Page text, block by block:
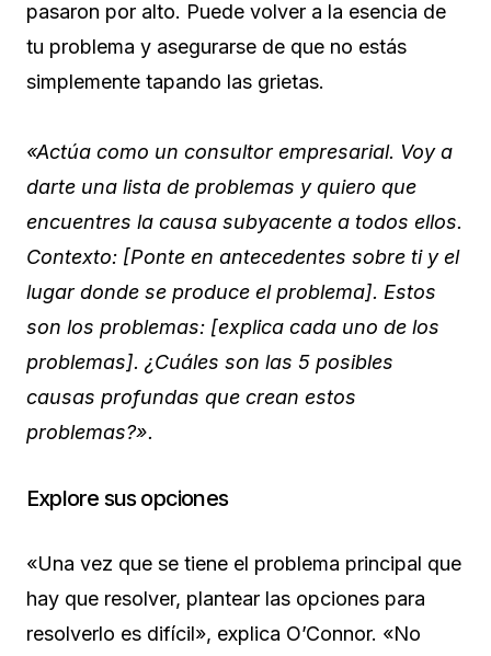
pasaron por alto. Puede volver a la esencia de
tu problema y asegurarse de que no estás
simplemente tapando las grietas.
«Actúa como un consultor empresarial. Voy a
darte una lista de problemas y quiero que
encuentres la causa subyacente a todos ellos.
Contexto: [Ponte en antecedentes sobre ti y el
lugar donde se produce el problema]. Estos
son los problemas: [explica cada uno de los
problemas]. ¿Cuáles son las 5 posibles
causas profundas que crean estos
problemas?».
Explore sus opciones
«Una vez que se tiene el problema principal que
hay que resolver, plantear las opciones para
resolverlo es difícil», explica O’Connor. «No